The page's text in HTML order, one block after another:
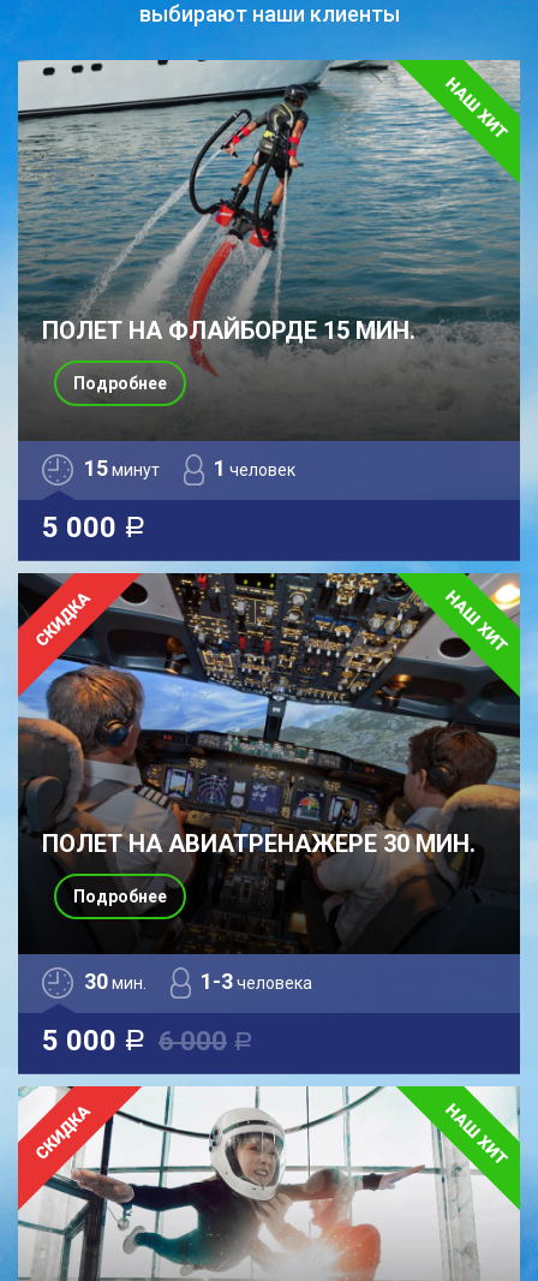
выбирают наши клиенты
ПОЛЕТ НА ФЛАЙБОРДЕ 15 МИН.
15минут 1 человек
5 000 a
Подробнее
ПОЛЕТ НА АВИАТРЕНАЖЕРЕ 30 МИН.
30мин. 1-3человека
5 000 a 6 000 a
Подробнее